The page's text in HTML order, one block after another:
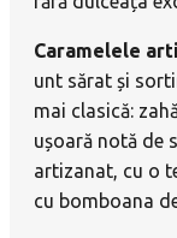
Caramelele
unt sărat și
mai clasică:
ușoară notă de
artizanat, cu o
cu bomboana